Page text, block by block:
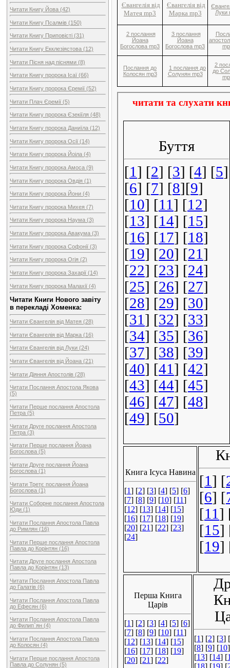
Читати Книгу Йова (42)
Читати Книгу Псалмів (150)
Читати Книгу Приповісті (31)
Читати Книгу Екклезіястова (12)
Читати Пісня над піснями (8)
Читати Книгу пророка Ісаї (66)
Читати Книгу пророка Єремії (52)
Читати Плач Єремії (5)
Читати Книгу пророка Єзекіїля (48)
Читати Книгу пророка Даниїла (12)
Читати Книгу пророка Осії (14)
Читати Книгу пророка Йоіла (4)
Читати Книгу пророка Амоса (9)
Читати Книгу пророка Овдія (1)
Читати Книгу пророка Йони (4)
Читати Книгу пророка Михея (7)
Читати Книгу пророка Наума (3)
Читати Книгу пророка Авакума (3)
Читати Книгу пророка Софонії (3)
Читати Книгу пророка Огія (2)
Читати Книгу пророка Захарії (14)
Читати Книгу пророка Малахії (4)
Читати Книги Нового завіту
в перекладі Хоменка:
Читати Євангелія від Матея (28)
Читати Євангелія від Марка (16)
Читати Євангелія від Луки (24)
Читати Євангелія від Йоана (21)
Читати Діяння Апостолів (28)
Читати Послання Апостола Якова
(5)
Читати Перше послання Апостола
Петра (5)
Читати Друге послання Апостола
Петра (3)
Читати Перше послання Йоана
Богослова (5)
Читати Друге послання Йоана
Богослова (1)
Читати Третє послання Йоана
Богослова (1)
Читати Соборне послання Апостола
Юди (1)
Читати Послання Апостола Павла
до Римлян (16)
Читати Перше послання Апостола
Павла до Корінтян (16)
Читати Друге послання Апостола
Павла до Корінтян (13)
Читати Послання Апостола Павла
до Галатів (6)
Читати Послання Апостола Павла
до Ефесян (6)
Читати Послання Апостола Павла
до Филип`ян (4)
Читати Послання Апостола Павла
до Колосян (4)
Читати Перше послання Апостола
Павла до Солунян (5)
Євангелія від
Матея mp3
Євангелія від
Марка mp3
Луки
2 послання
Йоана
Богослова mp3
3 послання
Йоана
Богослова mp3
Послання до
Колосян mp3
1 послання до
Солунян mp3
2
до